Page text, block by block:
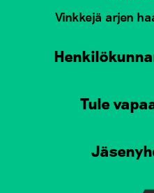
Vinkkejä arjen
Tule